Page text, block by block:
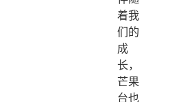
着我
们的
成
长，
芒果
台也